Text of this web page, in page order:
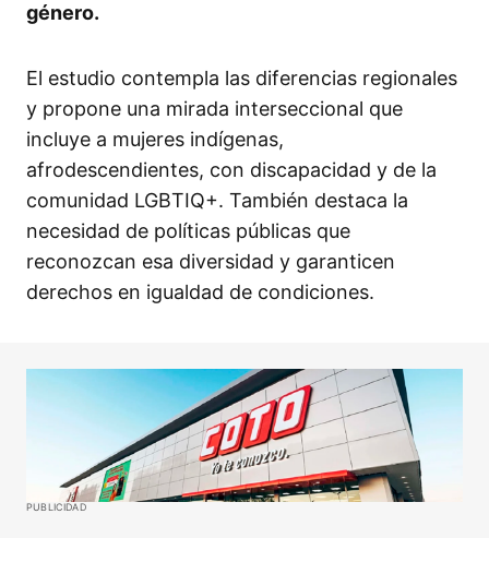
género.
El estudio contempla las diferencias regionales
y propone una mirada interseccional que
incluye a mujeres indígenas,
afrodescendientes, con discapacidad y de la
comunidad LGBTIQ+. También destaca la
necesidad de políticas públicas que
reconozcan esa diversidad y garanticen
derechos en igualdad de condiciones.
PUBLICIDAD